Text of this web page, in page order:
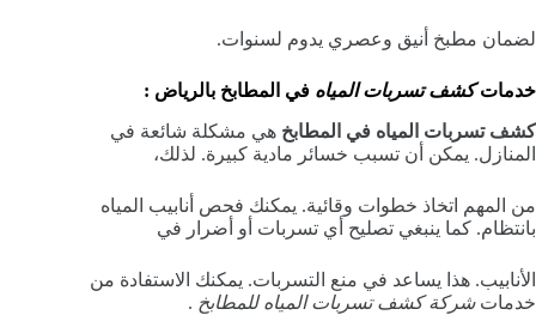
لضمان مطبخ أنيق وعصري يدوم لسنوات.
خدماتكشف تسربات المياه في المطابخ بالرياض :
كشف تسربات المياه في المطابخ هي مشكلة شائعة في
المنازل. يمكن أن تسبب خسائر مادية كبيرة. لذلك،
من المهم اتخاذ خطوات وقائية. يمكنك فحص أنابيب المياه
بانتظام. كما ينبغي تصليح أي تسربات أو أضرار في
الأنابيب. هذا يساعد في منع التسربات. يمكنك الاستفادة من
خدماتشركة كشف تسربات المياه للمطابخ .